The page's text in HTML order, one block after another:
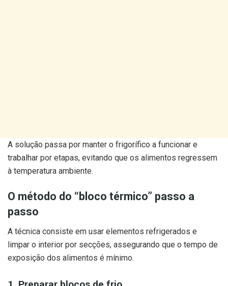
A solução passa por manter o frigorífico a funcionar e
trabalhar por etapas, evitando que os alimentos regressem
à temperatura ambiente.
O método do “bloco térmico” passo a
passo
A técnica consiste em usar elementos refrigerados e
limpar o interior por secções, assegurando que o tempo de
exposição dos alimentos é mínimo.